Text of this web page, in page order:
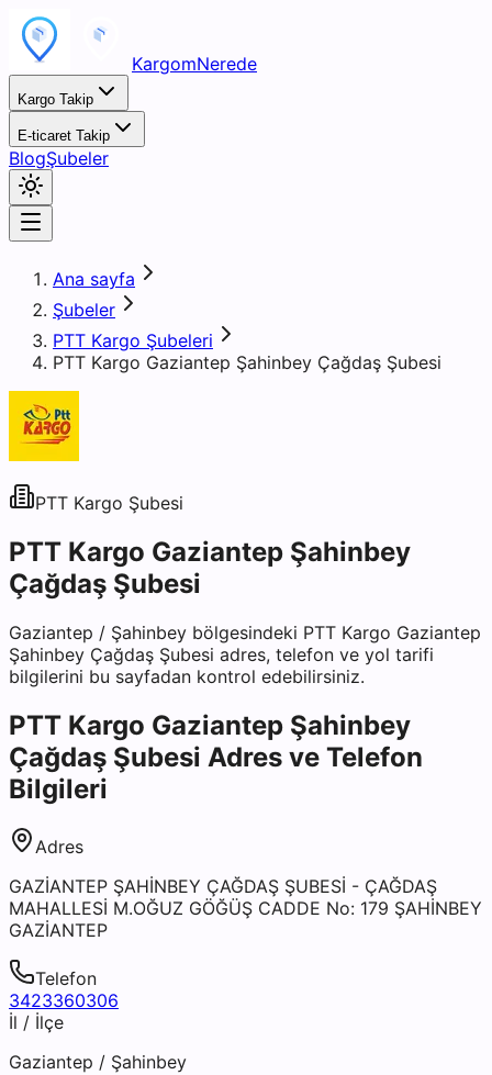
KargomNerede
Kargo Takip
E-ticaret Takip
BlogŞubeler
Ana sayfa
Şubeler
PTT Kargo Şubeleri
PTT Kargo Gaziantep Şahinbey Çağdaş Şubesi
PTT Kargo Şubesi
PTT Kargo Gaziantep Şahinbey
Çağdaş Şubesi
Gaziantep / Şahinbey bölgesindeki PTT Kargo Gaziantep
Şahinbey Çağdaş Şubesi adres, telefon ve yol tarifi
bilgilerini bu sayfadan kontrol edebilirsiniz.
PTT Kargo Gaziantep Şahinbey
Çağdaş Şubesi Adres ve Telefon
Bilgileri
Adres
GAZİANTEP ŞAHİNBEY ÇAĞDAŞ ŞUBESİ - ÇAĞDAŞ
MAHALLESİ M.OĞUZ GÖĞÜŞ CADDE No: 179 ŞAHİNBEY
GAZİANTEP
Telefon
3423360306
İl / İlçe
Gaziantep / Şahinbey